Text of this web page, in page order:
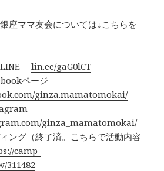
座ママ友会については↓こちらを
LINElin.ee/gaG0lCT
ページ
ginza.mamatomokai/
ginza_mamatomokai/
ング（終了済。こちらで活動内容
camp-
311482